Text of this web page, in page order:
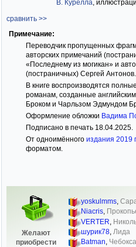
В. Курелла,
сравнить >>
Примечание:
Переводчик пропущенных
авторских примечаний
«Последнему из могикан» и
(постраничных) Сергей Антонов.
В книге воспроизводятся
романам, созданные
Броком и Чарльзом Эдмундом
Оформление обложки Вадима
Подписано в печать 18.04.2025.
От одноимённого издания 2019
форматом.
Желают
приобрести
yoskulmms,
Niacris,
VERTER
шурик78, Лида
Batman,